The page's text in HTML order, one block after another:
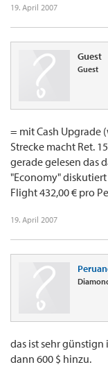
19. April 2007
Guest
Guest
= mit Cash Upgrade
Strecke macht Ret.
gerade gelesen das
"Economy"
Flight 432,00 € pro
19. April 2007
das ist sehr günstign
dann 600 $ hinzu.